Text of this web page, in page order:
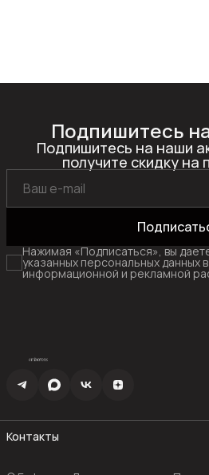
Подпишитесь
Подпишитесь на наши
получите скидку на
Нажимая «Подписаться», вы
указанных персональных данных
информационной и рекламной
Контакты